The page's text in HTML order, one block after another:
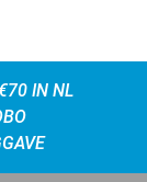
IN NL